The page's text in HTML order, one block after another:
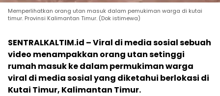
Memperlihatkan orang utan masuk dalam pemukiman warga di kutai
timur. Provinsi Kalimantan Timur. (Dok istimewa)
SENTRALKALTIM.id – Viral di media sosial sebuah
video menampakkan orang utan setinggi
rumah masuk ke dalam permukiman warga
viral di media sosial yang diketahui berlokasi di
Kutai Timur, Kalimantan Timur.